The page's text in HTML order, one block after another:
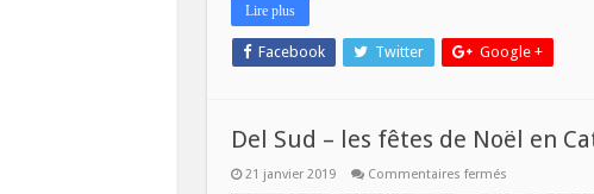
Lire plus
Facebook Twitter Google +
Del Sud – les fêtes de Noël en
21 janvier 2019 Commentaires ferméssur